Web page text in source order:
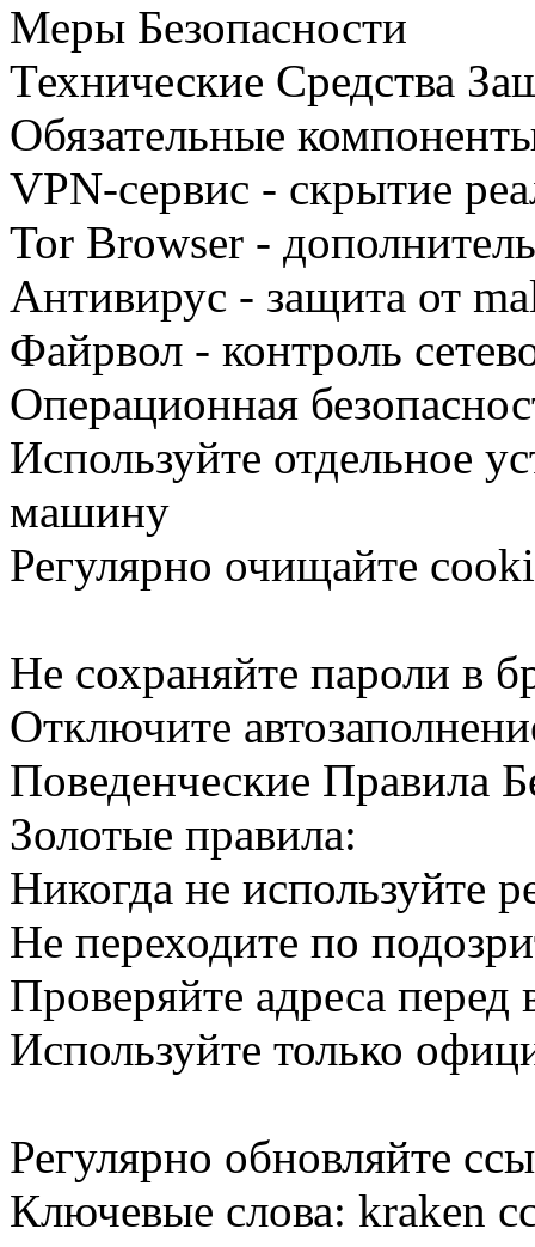
Меры Безопасности
Технические Средства
Обязательные
VPN-сервис - скрытие
Tor Browser -
Антивирус - защита от
Файрвол - контроль
Операционная
Используйте отдельное
машину
Регулярно очищайте
Не сохраняйте пароли в
Отключите
Поведенческие Правила
Золотые правила:
Никогда не используйте
Не переходите по
Проверяйте адреса перед
Используйте только
Регулярно обновляйте
Ключевые слова: kraken